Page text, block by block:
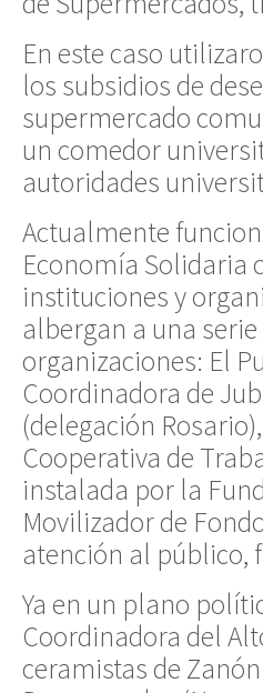
En este caso
los subsidios de
supermercado
un comedor
autoridades
Actualmente
Economía Solidaria
instituciones y
albergan a una
organizaciones: El
Coordinadora de
(delegación
Cooperativa de
instalada por la
Movilizador de
atención al público,
Ya en un plano
Coordinadora del
ceramistas de